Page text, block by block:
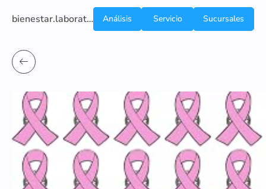
bienestar.laboratoriocliniconsb.com
Análisis
Servicio
Sucursales